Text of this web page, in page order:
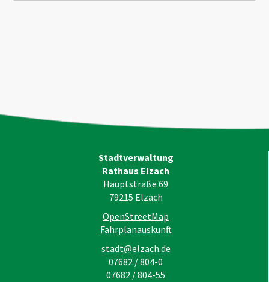
Stadtverwaltung
Rathaus Elzach
Hauptstraße 69
79215 Elzach
OpenStreetMap
Fahrplanauskunft
stadt@elzach.de
07682 / 804-0
07682 / 804-55